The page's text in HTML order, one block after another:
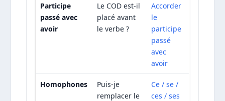
Participe
passé avec
avoir
Le COD est-il
placé avant
le verbe ?
Accorder
le
participe
passé
avec
avoir
Homophones
Puis-je
remplacer le
Ce / se /
ces / ses